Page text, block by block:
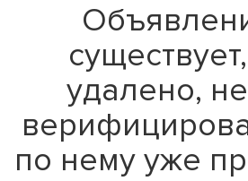
удалено,
по нему уже